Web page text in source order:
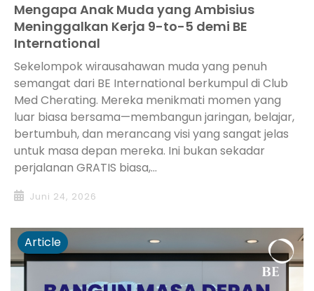
Mengapa Anak Muda yang Ambisius
Meninggalkan Kerja 9-to-5 demi BE
International
Sekelompok wirausahawan muda yang penuh
semangat dari BE International berkumpul di Club
Med Cherating. Mereka menikmati momen yang
luar biasa bersama—membangun jaringan, belajar,
bertumbuh, dan merancang visi yang sangat jelas
untuk masa depan mereka. Ini bukan sekadar
perjalanan GRATIS biasa,...
Juni 24, 2026
Article